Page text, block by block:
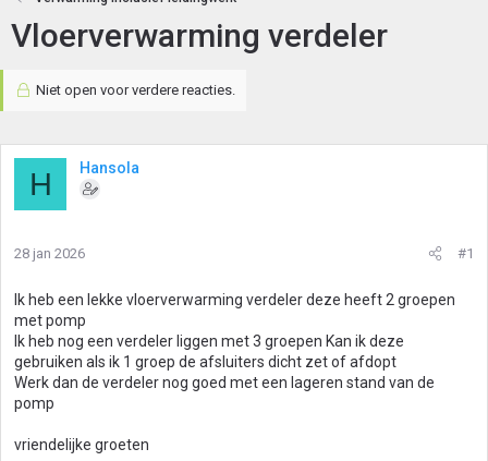
Vloerverwarming verdeler
Niet open voor verdere reacties.
H Hansola
28 jan 2026 #1
Ik heb een lekke vloerverwarming verdeler deze heeft 2 groepen
met pomp
Ik heb nog een verdeler liggen met 3 groepen Kan ik deze
gebruiken als ik 1 groep de afsluiters dicht zet of afdopt
Werk dan de verdeler nog goed met een lageren stand van de
pomp
vriendelijke groeten